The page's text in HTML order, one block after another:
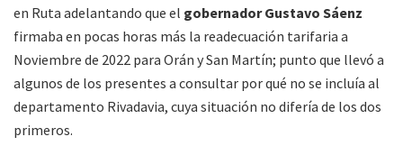
en Ruta adelantando que el gobernador Gustavo Sáenz
firmaba en pocas horas más la readecuación tarifaria a
Noviembre de 2022 para Orán y San Martín; punto que llevó a
algunos de los presentes a consultar por qué no se incluía al
departamento Rivadavia, cuya situación no difería de los dos
primeros.